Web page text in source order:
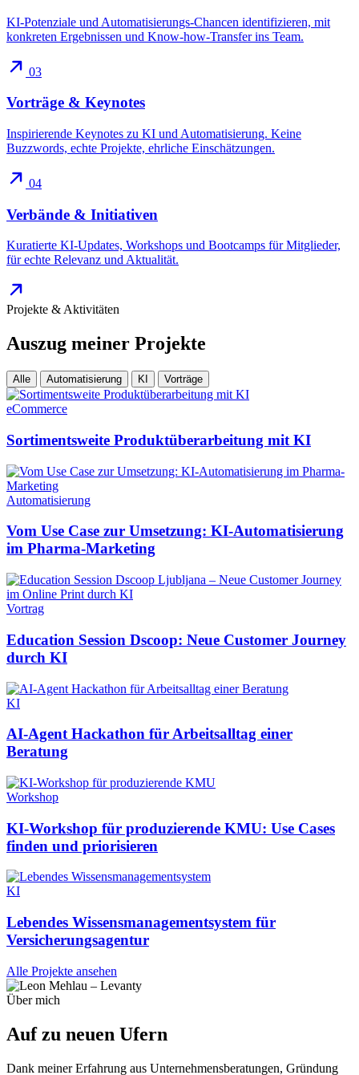
KI-Potenziale und Automatisierungs-Chancen identifizieren, mit
konkreten Ergebnissen und Know-how-Transfer ins Team.
03
Vorträge & Keynotes
Inspirierende Keynotes zu KI und Automatisierung. Keine
Buzzwords, echte Projekte, ehrliche Einschätzungen.
04
Verbände & Initiativen
Kuratierte KI-Updates, Workshops und Bootcamps für Mitglieder,
für echte Relevanz und Aktualität.
Projekte & Aktivitäten
Auszug meiner Projekte
Alle Automatisierung KI Vorträge
eCommerce
Sortimentsweite Produktüberarbeitung mit KI
Automatisierung
Vom Use Case zur Umsetzung: KI-Automatisierung
im Pharma-Marketing
Vortrag
Education Session Dscoop: Neue Customer Journey
durch KI
KI
AI-Agent Hackathon für Arbeitsalltag einer
Beratung
Workshop
KI-Workshop für produzierende KMU: Use Cases
finden und priorisieren
KI
Lebendes Wissensmanagementsystem für
Versicherungsagentur
Alle Projekte ansehen
Über mich
Auf zu neuen Ufern
Dank meiner Erfahrung aus Unternehmensberatungen, Gründung